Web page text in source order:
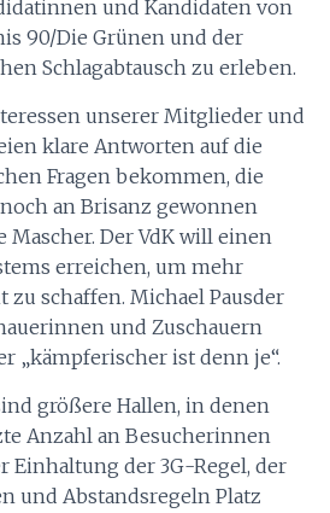
und Kandidaten von
90/Die Grünen und der
Schlagabtausch zu erleben.
unserer Mitglieder und
klare Antworten auf die
Fragen bekommen, die
an Brisanz gewonnen
Mascher. Der VdK will einen
erreichen, um mehr
zu schaffen. Michael Pausder
und Zuschauern
„kämpferischer ist denn je“.
größere Hallen, in denen
Anzahl an Besucherinnen
Einhaltung der 3G-Regel, der
und Abstandsregeln Platz